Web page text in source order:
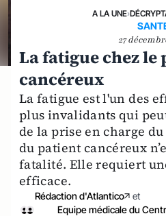
A LA UNE›
27
La fatigue chez le
cancéreux
La fatigue est l'un des
plus invalidants qui
de la prise en charge
du patient cancéreux
fatalité. Elle requiert
efficace.
Rédaction d'Atlantico
et
Equipe médicale du